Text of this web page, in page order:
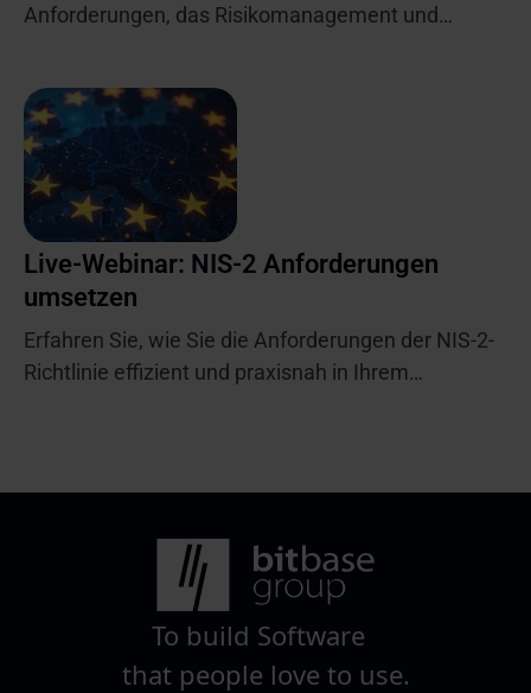
Anforderungen, das Risikomanagement und
Live-Webinar: NIS-2 Anforderungen
umsetzen
Erfahren Sie, wie Sie die Anforderungen der NIS-2-
Richtlinie effizient und praxisnah in Ihrem
To build Software
that people love to use.